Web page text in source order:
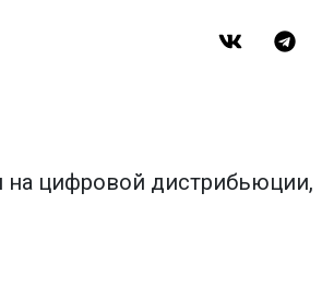
на цифровой дистрибьюции,